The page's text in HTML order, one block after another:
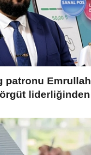
patronu Emrullah
liderliğinden
el konuldu